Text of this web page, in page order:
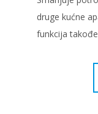
druge kućne
funkcija